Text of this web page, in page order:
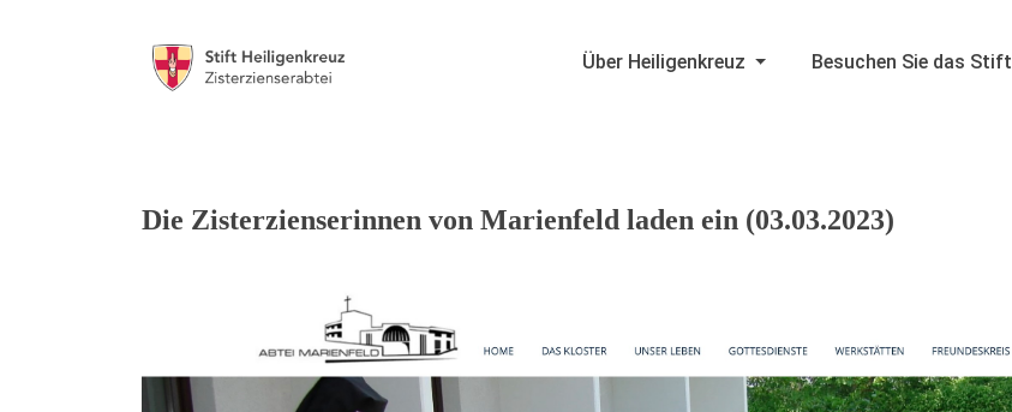
Über Heiligenkreuz Besuchen Sie das Stift
Die Zisterzienserinnen von Marienfeld laden ein (03.03.2023)